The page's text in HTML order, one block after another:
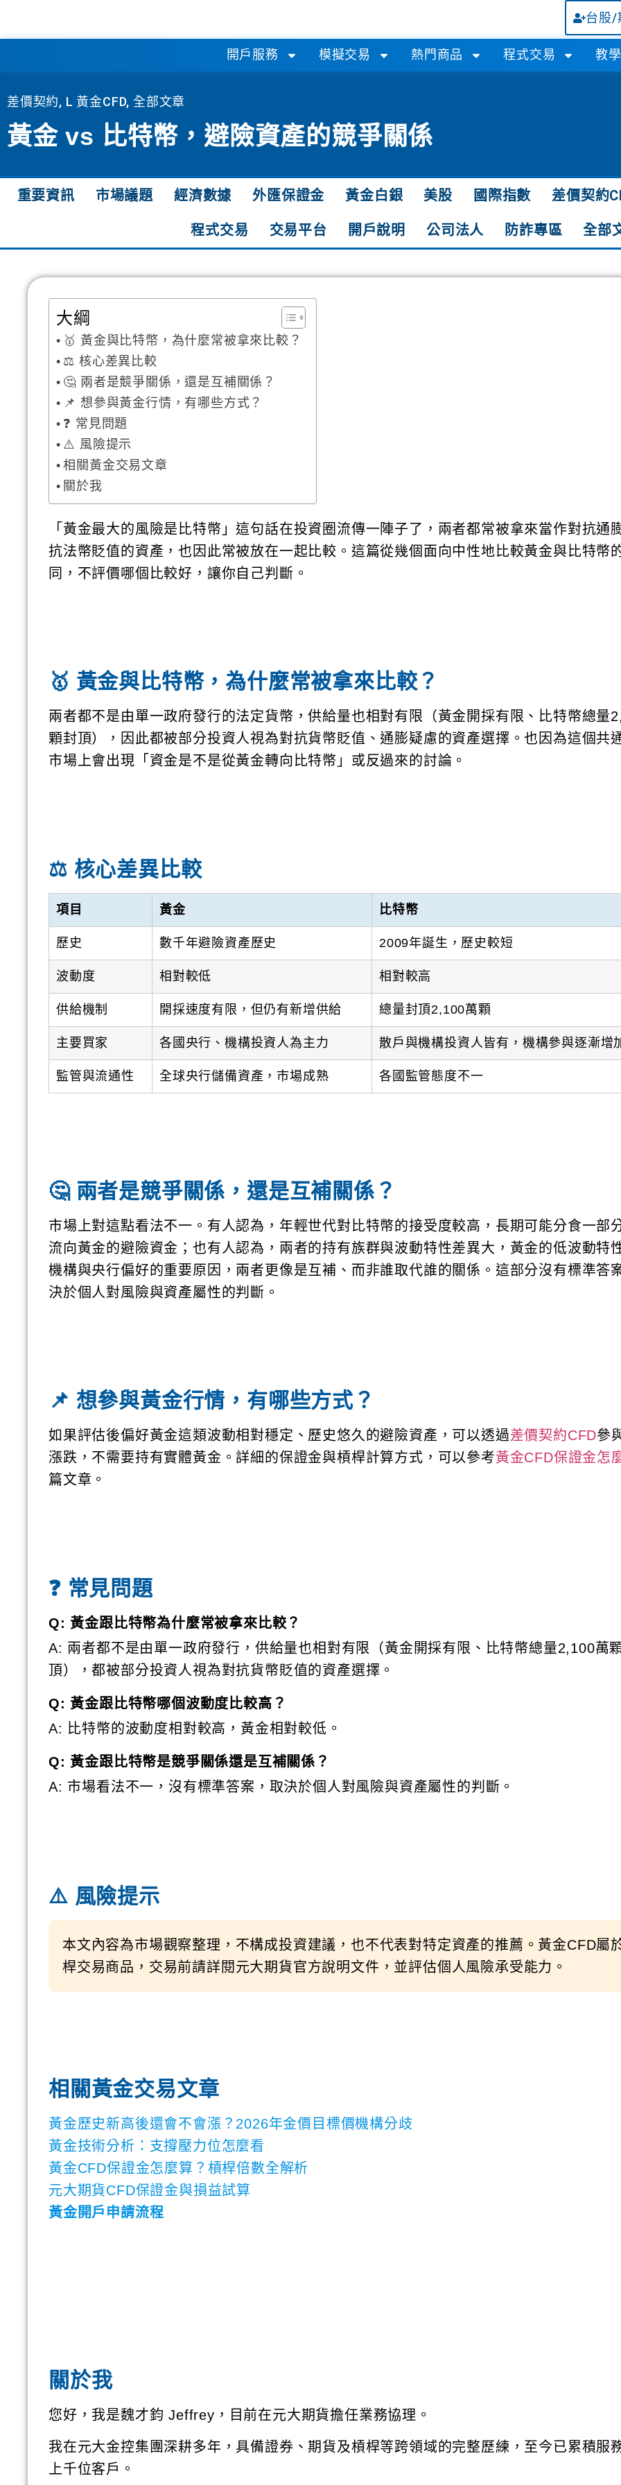
台股/
開戶服務 模擬交易 熱門商品 程式交易 教
差價契約, L 黃金CFD,全部文章
黃金 vs 比特幣，避險資產的競爭關係
重要資訊 市場議題 經濟數據 外匯保證金 黃金白銀 美股 國際指數 差價契約
程式交易 交易平台 開戶說明 公司法人 防詐專區 全部
大綱
🥇 黃金與比特幣，為什麼常被拿來比較？
⚖️ 核心差異比較
🤔 兩者是競爭關係，還是互補關係？
📌 想參與黃金行情，有哪些方式？
❓ 常見問題
⚠️ 風險提示
相關黃金交易文章
關於我
「黃金最大的風險是比特幣」這句話在投資圈流傳一陣子了，兩者都常被拿來當作對抗通
抗法幣貶值的資產，也因此常被放在一起比較。這篇從幾個面向中性地比較黃金與比特幣
同，不評價哪個比較好，讓你自己判斷。
🥇 黃金與比特幣，為什麼常被拿來比較？
兩者都不是由單一政府發行的法定貨幣，供給量也相對有限（黃金開採有限、比特幣總量
顆封頂），因此都被部分投資人視為對抗貨幣貶值、通膨疑慮的資產選擇。也因為這個共
市場上會出現「資金是不是從黃金轉向比特幣」或反過來的討論。
⚖️ 核心差異比較
項目 黃金 比特幣
歷史 數千年避險資產歷史 2009年誕生，歷史較短
波動度 相對較低 相對較高
供給機制 開採速度有限，但仍有新增供給 總量封頂2,100萬顆
主要買家 各國央行、機構投資人為主力 散戶與機構投資人皆有，機構參與逐漸增
監管與流通性 全球央行儲備資產，市場成熟 各國監管態度不一
🤔 兩者是競爭關係，還是互補關係？
市場上對這點看法不一。有人認為，年輕世代對比特幣的接受度較高，長期可能分食一部
流向黃金的避險資金；也有人認為，兩者的持有族群與波動特性差異大，黃金的低波動特
機構與央行偏好的重要原因，兩者更像是互補、而非誰取代誰的關係。這部分沒有標準答
決於個人對風險與資產屬性的判斷。
📌 想參與黃金行情，有哪些方式？
如果評估後偏好黃金這類波動相對穩定、歷史悠久的避險資產，可以透過差價契約CFD參
漲跌，不需要持有實體黃金。詳細的保證金與槓桿計算方式，可以參考黃金CFD保證金怎
篇文章。
❓ 常見問題
Q: 黃金跟比特幣為什麼常被拿來比較？
A: 兩者都不是由單一政府發行，供給量也相對有限（黃金開採有限、比特幣總量2,100萬
頂），都被部分投資人視為對抗貨幣貶值的資產選擇。
Q: 黃金跟比特幣哪個波動度比較高？
A: 比特幣的波動度相對較高，黃金相對較低。
Q: 黃金跟比特幣是競爭關係還是互補關係？
A: 市場看法不一，沒有標準答案，取決於個人對風險與資產屬性的判斷。
⚠️ 風險提示
本文內容為市場觀察整理，不構成投資建議，也不代表對特定資產的推薦。黃金CFD屬
桿交易商品，交易前請詳閱元大期貨官方說明文件，並評估個人風險承受能力。
相關黃金交易文章
黃金歷史新高後還會不會漲？2026年金價目標價機構分歧
黃金技術分析：支撐壓力位怎麼看
黃金CFD保證金怎麼算？槓桿倍數全解析
元大期貨CFD保證金與損益試算
黃金開戶申請流程
關於我
您好，我是魏才鈞 Jeffrey，目前在元大期貨擔任業務協理。
我在元大金控集團深耕多年，具備證券、期貨及槓桿等跨領域的完整歷練，至今已累積服
上千位客戶。